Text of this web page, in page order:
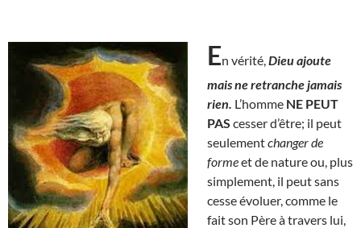
En vérité, Dieu ajoute
mais ne retranche jamais
rien. L’homme NE PEUT
PAS cesser d’être; il peut
seulementchanger de
formeet de nature ou, plus
simplement, il peut sans
cesse évoluer, comme le
fait son Père à travers lui,